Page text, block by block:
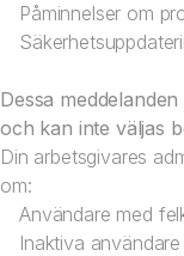
Påminnelser om
Dessa
och kan inte väljas
Din arbetsgivares
om:
Användare med
Inaktiva användare